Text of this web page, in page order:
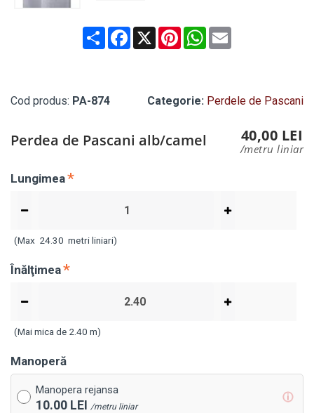
ShareFacebook
X PinterestWhatsApp
Email
Cod produs: PA-874 Categorie: Perdele de Pascani
Perdea de Pascani alb/camel 40,00 LEI
/metru liniar
Lungimea
(Max 24.30 metri liniari)
Înălţimea
(Mai mica de 2.40 m)
Manoperă
Manopera rejansa
10.00 LEI /metru liniar
ⓘ